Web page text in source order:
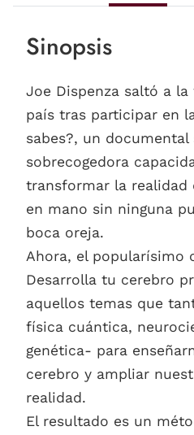
Sinopsis
Joe Dispenza saltó a
país tras participar en
sabes?, un documental
sobrecogedora
transformar la realidad
en mano sin ninguna
boca oreja.
Ahora, el popularísimo
Desarrolla tu cerebro
aquellos temas que
física cuántica,
genética- para
cerebro y ampliar
realidad.
El resultado es un